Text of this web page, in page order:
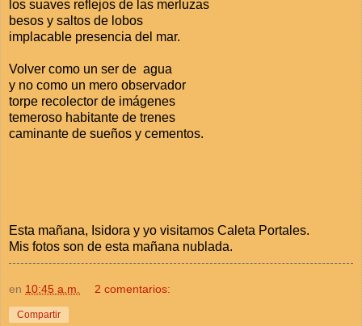
los suaves reflejos de las merluzas
besos y saltos de lobos
implacable presencia del mar.
Volver como un ser de agua
y no como un mero observador
torpe recolector de imágenes
temeroso habitante de trenes
caminante de sueños y cementos.
Esta mañana, Isidora y yo visitamos Caleta Portales.
Mis fotos son de esta mañana nublada.
en 10:45 a.m. 2 comentarios:
Compartir